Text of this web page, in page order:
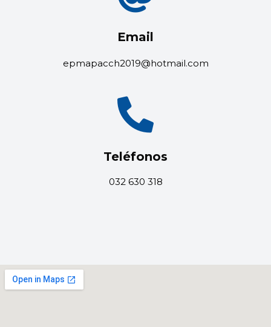
Email
epmapacch2019@hotmail.com
Teléfonos
032 630 318